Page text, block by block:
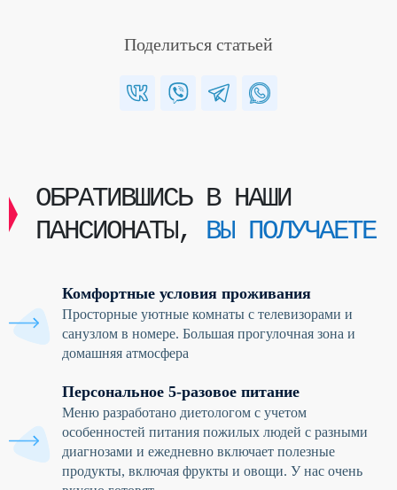
Поделиться статьей
ОБРАТИВШИСЬ В НАШИ
ПАНСИОНАТЫ, ВЫ ПОЛУЧАЕТЕ
Комфортные условия проживания
Просторные уютные комнаты с телевизорами и
санузлом в номере. Большая прогулочная зона и
домашняя атмосфера
Персональное 5-разовое питание
Меню разработано диетологом с учетом
особенностей питания пожилых людей с разными
диагнозами и ежедневно включает полезные
продукты, включая фрукты и овощи. У нас очень